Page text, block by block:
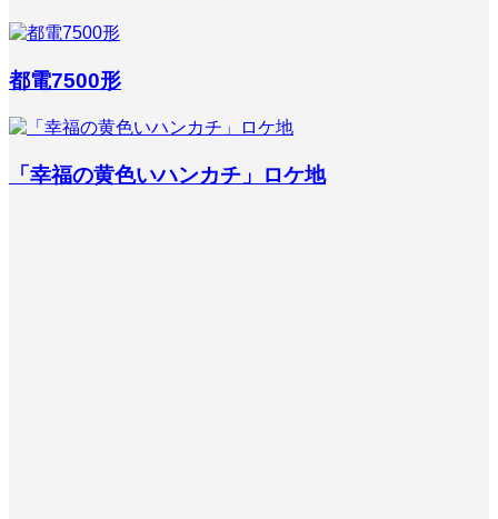
都電7500形
「幸福の黄色いハンカチ」ロケ地